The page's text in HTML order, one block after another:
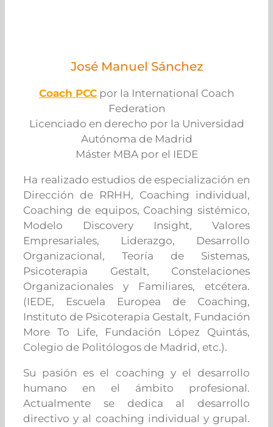
José Manuel Sánchez
Coach PCC por la International Coach
Federation
Licenciado en derecho por la Universidad
Autónoma de Madrid
Máster MBA por el IEDE
Ha realizado estudios de especialización en
Dirección de RRHH, Coaching individual,
Coaching de equipos, Coaching sistémico,
Modelo Discovery Insight, Valores
Empresariales, Liderazgo, Desarrollo
Organizacional, Teoría de Sistemas,
Psicoterapia Gestalt, Constelaciones
Organizacionales y Familiares, etcétera.
(IEDE, Escuela Europea de Coaching,
Instituto de Psicoterapia Gestalt, Fundación
More To Life, Fundación López Quintás,
Colegio de Politólogos de Madrid, etc.).
Su pasión es el coaching y el desarrollo
humano en el ámbito profesional.
Actualmente se dedica al desarrollo
directivo y al coaching individual y grupal.